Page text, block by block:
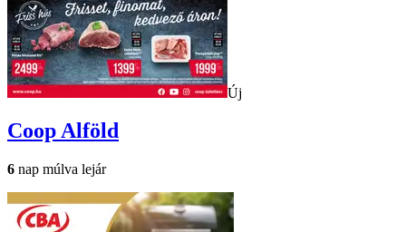
Új
CoopAlföld
6 nap múlva lejár